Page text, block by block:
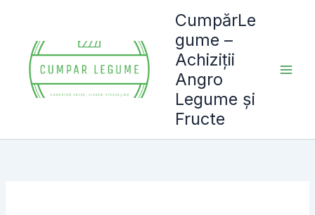
content
CumpărLe
gume –
Achiziții
Angro
Legume și
Fructe